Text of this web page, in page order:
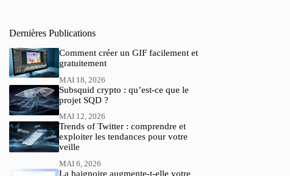
Dernières Publications
Comment créer un GIF facilement et
gratuitement
MAI 18, 2026
Subsquid crypto : qu’est-ce que le
projet SQD ?
MAI 12, 2026
Trends of Twitter : comprendre et
exploiter les tendances pour votre
veille
MAI 6, 2026
La baignoire augmente-t-elle votre